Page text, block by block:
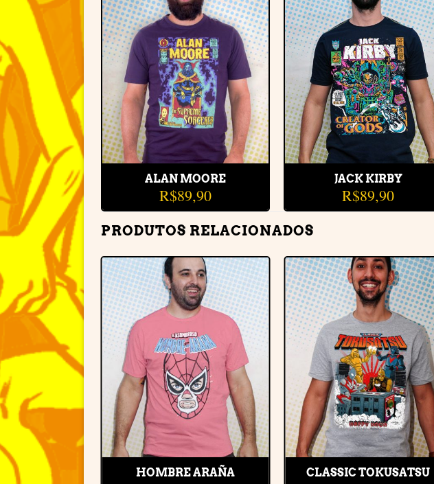
Adicionar
à lista de
desejos
ALAN MOORE
R$89,90
Adicionar
à lista de
desejos
JACK KIRBY
R$89,90
PRODUTOS RELACIONADOS
Adicionar
à lista de
desejos
HOMBRE ARAÑA
Adicionar
à lista de
desejos
CLASSIC TOKUSATSU